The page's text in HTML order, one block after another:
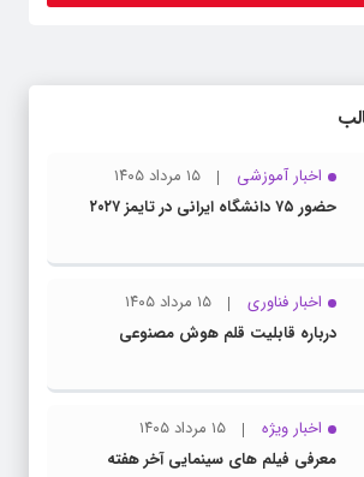
اخبار آموزشی
۱۵ مرداد ۱۴۰۵
حضور ۷۵ دانشگاه ایرانی در تایمز ۲۰۲۷
اخبار فناوری
۱۵ مرداد ۱۴۰۵
درباره قابلیت قلم هوش مصنوعی
اخبار ویژه
۱۵ مرداد ۱۴۰۵
معرفی فیلم های سینمایی آخر هفته